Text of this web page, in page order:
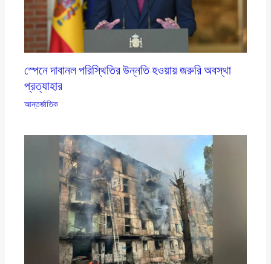
স্পেনে দাবানল পরিস্থিতির উন্নতি হওয়ায় জরুরি অবস্থা
প্রত্যাহার
আন্তর্জাতিক